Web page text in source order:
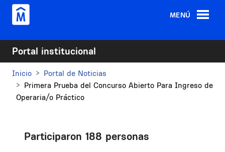
Pasar al contenido principal
MENÚ
Portal institucional
Inicio
Portal de Noticias
Primera Prueba del Concurso Abierto Para Ingreso de
Operaria/o Práctico
Participaron 188 personas